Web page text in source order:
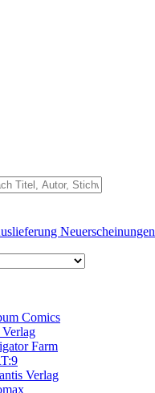
Comics
Farm
Verlag